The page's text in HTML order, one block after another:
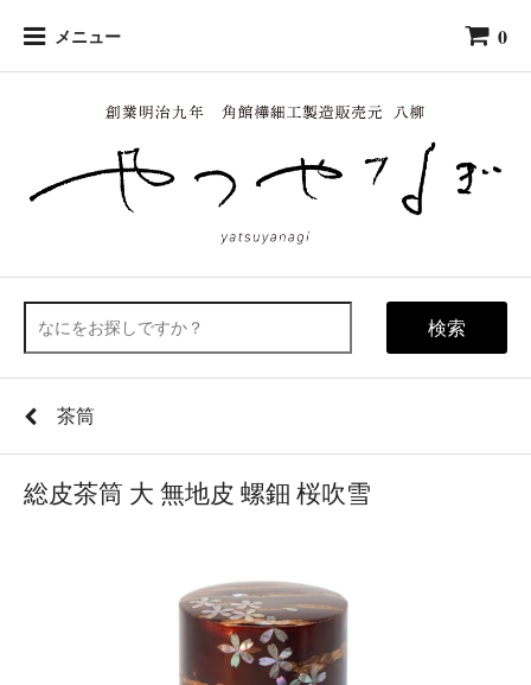
メニュー 0
検索
茶筒
総皮茶筒 大 無地皮 螺鈿 桜吹雪